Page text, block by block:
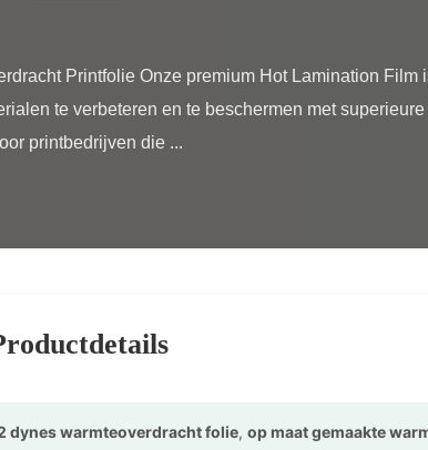
te verbeteren en te beschermen met
printbedrijven die ...
dynes warmteoverdracht folie, op maat gemaakte